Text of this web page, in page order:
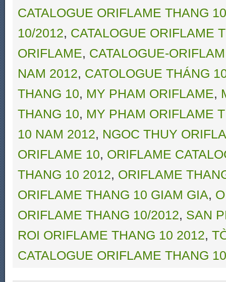
CATALOGUE ORIFLAME THANG
10/2012, CATALOGUE ORIFLAME
ORIFLAME, CATALOGUE-
NAM 2012, CATOLOGUE THÁNG
THANG 10, MY PHAM ORIFLAME,
THANG 10, MY PHAM ORIFLAME
10 NAM 2012, NGOC THUY
ORIFLAME 10, ORIFLAME
THANG 10 2012, ORIFLAME
ORIFLAME THANG 10 GIAM GIA,
ORIFLAME THANG 10/2012, SAN
ROI ORIFLAME THANG 10 2012,
CATALOGUE ORIFLAME THANG